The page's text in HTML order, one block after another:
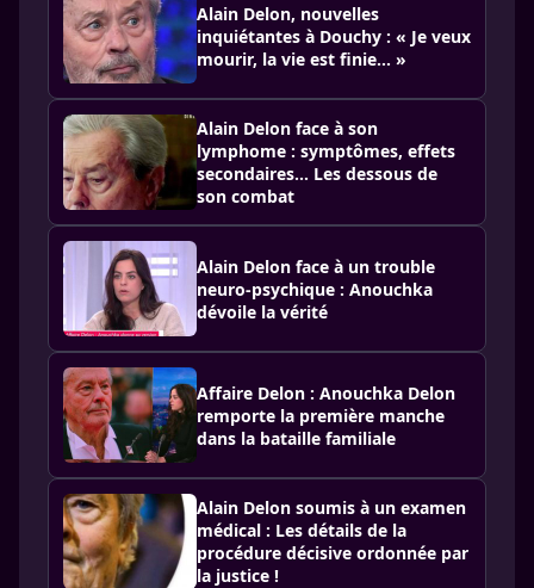
Alain Delon, nouvelles
inquiétantes à Douchy : « Je veux
mourir, la vie est finie… »
Alain Delon face à son
lymphome : symptômes, effets
secondaires... Les dessous de
son combat
Alain Delon face à un trouble
neuro-psychique : Anouchka
dévoile la vérité
Affaire Delon : Anouchka Delon
remporte la première manche
dans la bataille familiale
Alain Delon soumis à un examen
médical : Les détails de la
procédure décisive ordonnée par
la justice !